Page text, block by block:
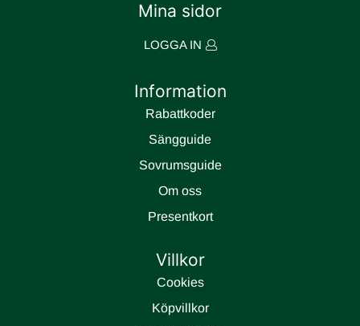
Mina sidor
LOGGA IN
Information
Rabattkoder
Sängguide
Sovrumsguide
Om oss
Presentkort
Villkor
Cookies
Köpvillkor